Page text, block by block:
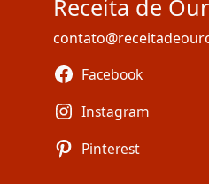
Receita de
Facebook
Instagram
Pinterest